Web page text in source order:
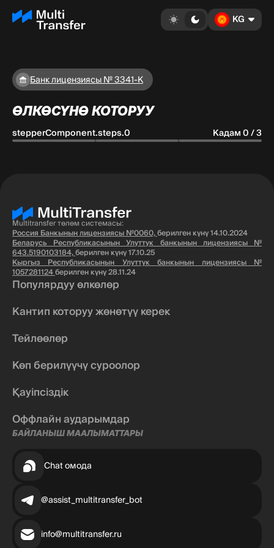
KG
Банк лицензиясы № 3341-К
ӨЛКӨСҮНӨ КОТОРУУ
stepperComponent.steps.0 Кадам 0 / 3
Multitransfer төлөм системасы:
Россия Банкынын лицензиясы №0060,берилген күнү 14.10.2024
Беларусь Республикасынын Улуттук банкынын лицензиясы №
643.5190103184,берилген күнү 17.10.25
Кыргыз Республикасынын Улуттук банкынын лицензиясы №
1057281124берилген күнү 28.11.24
Популярдуу өлкөлөр
Кантип которуу жөнөтүү керек
Тейлөөлөр
Көп берилүүчү суроолор
Қауіпсіздік
Оффлайн аударымдар
БАЙЛАНЫШ МААЛЫМАТТАРЫ
Chat омода
@assist_multitransfer_bot
info@multitransfer.ru